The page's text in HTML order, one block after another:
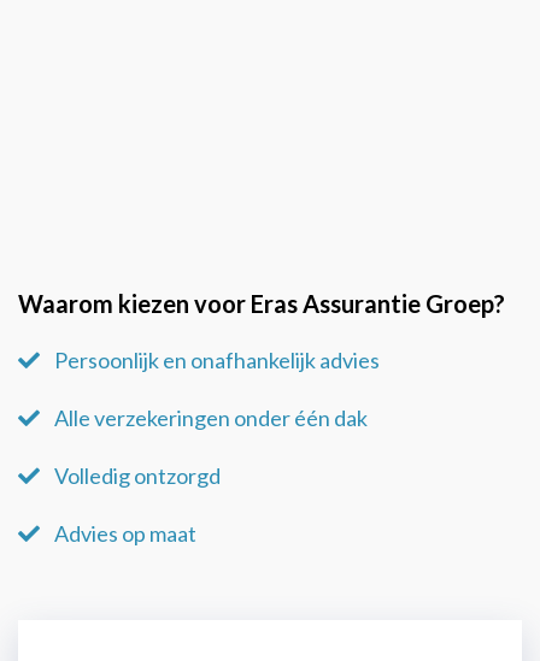
Waarom kiezen voor Eras Assurantie Groep?
Persoonlijk en onafhankelijk advies
Alle verzekeringen onder één dak
Volledig ontzorgd
Advies op maat